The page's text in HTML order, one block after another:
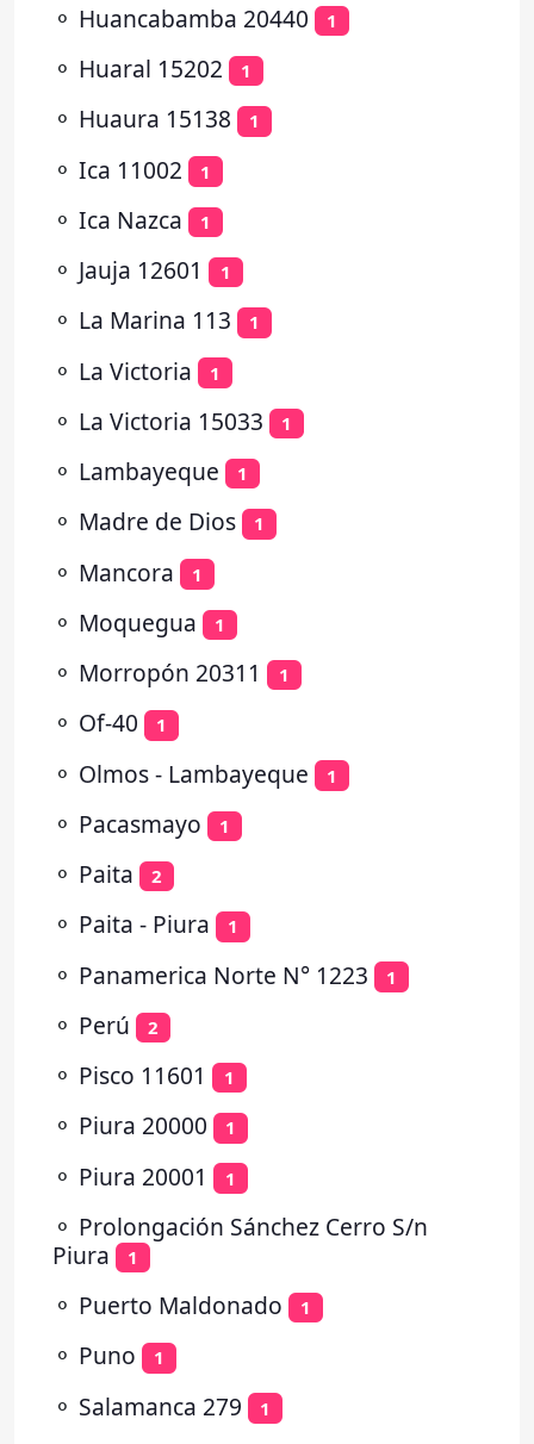
⚬ Huancabamba 20440 1
⚬ Huaral 15202 1
⚬ Huaura 15138 1
⚬ Ica 11002 1
⚬ Ica Nazca 1
⚬ Jauja 12601 1
⚬ La Marina 113 1
⚬ La Victoria 1
⚬ La Victoria 15033 1
⚬ Lambayeque 1
⚬ Madre de Dios 1
⚬ Mancora 1
⚬ Moquegua 1
⚬ Morropón 20311 1
⚬ Of-40 1
⚬ Olmos - Lambayeque 1
⚬ Pacasmayo 1
⚬ Paita 2
⚬ Paita - Piura 1
⚬ Panamerica Norte N° 1223 1
⚬ Perú 2
⚬ Pisco 11601 1
⚬ Piura 20000 1
⚬ Piura 20001 1
⚬ Prolongación Sánchez Cerro S/n
Piura
1
⚬ Puerto Maldonado 1
⚬ Puno 1
⚬ Salamanca 279 1